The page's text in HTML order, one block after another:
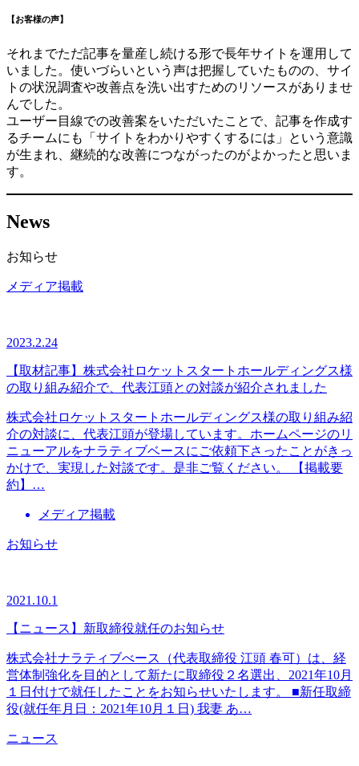
【お客様の声】
それまでただ記事を量産し続ける形で長年サイトを運用して
いました。使いづらいという声は把握していたものの、サイ
トの状況調査や改善点を洗い出すためのリソースがありませ
んでした。
ユーザー目線での改善案をいただいたことで、記事を作成す
るチームにも「サイトをわかりやすくするには」という意識
が生まれ、継続的な改善につながったのがよかったと思いま
す。
News
お知らせ
メディア掲載
2023.2.24
【取材記事】株式会社ロケットスタートホールディングス様
の取り組み紹介で、代表江頭との対談が紹介されました
株式会社ロケットスタートホールディングス様の取り組み紹
介の対談に、代表江頭が登場しています。ホームページのリ
ニューアルをナラティブベースにご依頼下さったことがきっ
かけで、実現した対談です。是非ご覧ください。 【掲載要
約】…
メディア掲載
お知らせ
2021.10.1
【ニュース】新取締役就任のお知らせ
株式会社ナラティブべース（代表取締役 江頭 春可）は、経
営体制強化を目的として新たに取締役２名選出、2021年10月
１日付けで就任したことをお知らせいたします。 ■新任取締
役(就任年月日：2021年10月１日) 我妻 あ…
ニュース